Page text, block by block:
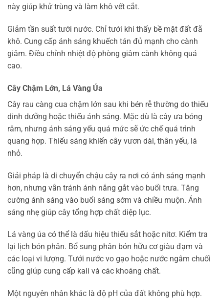
này giúp khử trùng và làm khô vết cắt.
Giảm tần suất tưới nước. Chỉ tưới khi thấy bề mặt đất đã
khô. Cung cấp ánh sáng khuếch tán đủ mạnh cho cành
giâm. Điều chỉnh nhiệt độ phòng giâm cành không quá
cao.
Cây Chậm Lớn, Lá Vàng Úa
Cây rau càng cua chậm lớn sau khi bén rễ thường do thiếu
dinh dưỡng hoặc thiếu ánh sáng. Mặc dù là cây ưa bóng
râm, nhưng ánh sáng yếu quá mức sẽ ức chế quá trình
quang hợp. Thiếu sáng khiến cây vươn dài, thân yếu, lá
nhỏ.
Giải pháp là di chuyển chậu cây ra nơi có ánh sáng mạnh
hơn, nhưng vẫn tránh ánh nắng gắt vào buổi trưa. Tăng
cường ánh sáng vào buổi sáng sớm và chiều muộn. Ánh
sáng nhẹ giúp cây tổng hợp chất diệp lục.
Lá vàng úa có thể là dấu hiệu thiếu sắt hoặc nitơ. Kiểm tra
lại lịch bón phân. Bổ sung phân bón hữu cơ giàu đạm và
các loại vi lượng. Tưới nước vo gạo hoặc nước ngâm chuối
cũng giúp cung cấp kali và các khoáng chất.
Một nguyên nhân khác là độ pH của đất không phù hợp.